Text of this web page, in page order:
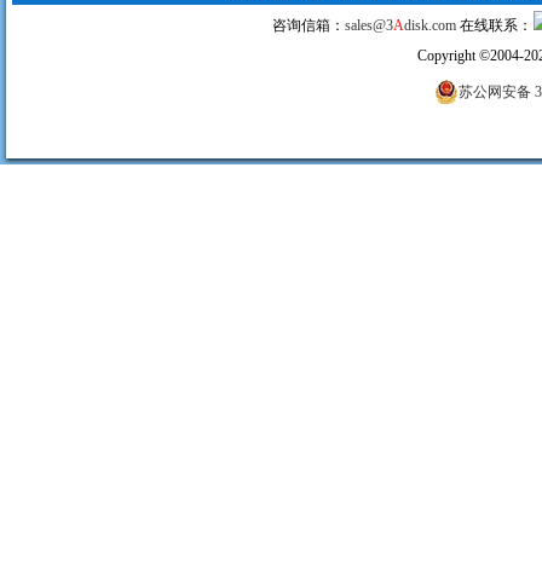
咨询信箱：sales@3Adisk.com 在线联系：
Copyright©2004-
苏公网安备